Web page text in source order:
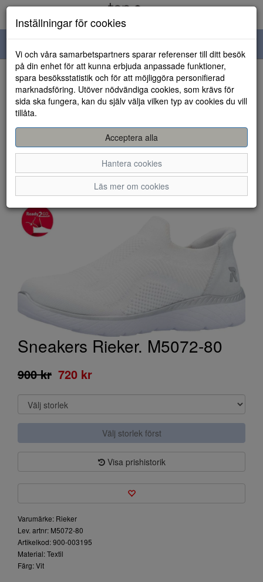
navigation
HEM
Sneakers Rieker. M5072-80
900 kr 720 kr
Välj storlek först
Visa prishistorik
Varumärke: Rieker
Lev. artnr: M5072-80
Artikelkod: 900-003195
Material: Textil
Färg: Vit
Inställningar för cookies
Vi och våra samarbetspartners sparar referenser till ditt besök
på din enhet för att kunna erbjuda anpassade funktioner,
spara besöksstatistik och för att möjliggöra personifierad
marknadsföring. Utöver nödvändiga cookies, som krävs för
sida ska fungera, kan du själv välja vilken typ av cookies du vill
tillåta.
Acceptera alla
Hantera cookies
Läs mer om cookies